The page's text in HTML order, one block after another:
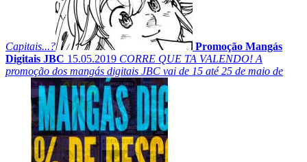
Capitais...?
Promoção Mangás
Digitais JBC 15.05.2019 CORRE QUE TA VALENDO! A
promoção dos mangás digitais JBC vai de 15 até 25 de maio de